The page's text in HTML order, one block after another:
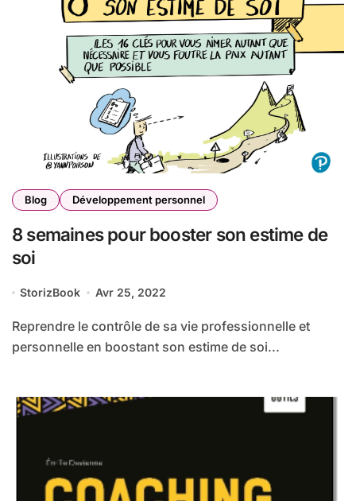
Blog Développement personnel
8 semaines pour booster son estime de
soi
StorizBook Avr 25, 2022
Reprendre le contrôle de sa vie professionnelle et
personnelle en boostant son estime de soi...